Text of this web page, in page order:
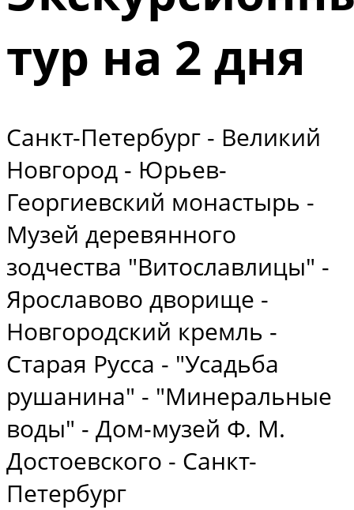
тур на 2 дня
Санкт-Петербург - Великий
Новгород - Юрьев-
Георгиевский монастырь -
Музей деревянного
зодчества "Витославлицы" -
Ярославово дворище -
Новгородский кремль -
Старая Русса - "Усадьба
рушанина" - "Минеральные
воды" - Дом-музей Ф. М.
Достоевского - Санкт-
Петербург